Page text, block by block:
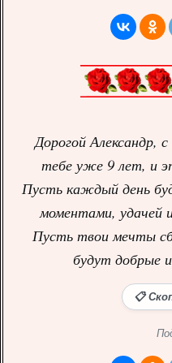
Дорогой Александр,
тебе уже 9 лет, и
Пусть каждый день
моментами, удачей
Пусть твои мечты
будут добрые
📋